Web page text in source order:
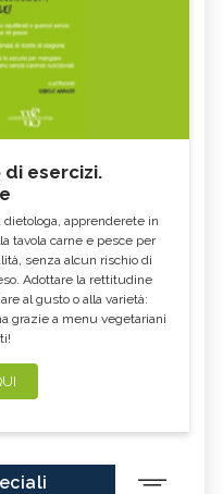
FOR 55
GLOBAL
PAESAGGISTA
DELLA TRANSIZIONE
DELLE STELLE
NERO
DI CAPRIO
esercizi.
apprenderete in
tavola carne e pesce per
senza alcun rischio di
Adottare la rettitudine
al gusto o alla varietà:
grazie a menu vegetariani